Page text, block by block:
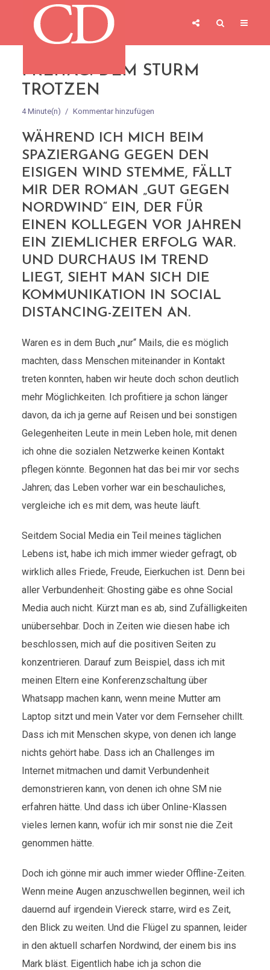
FREITAG: DEM STURM
TROTZEN
4 Minute(n) Kommentar hinzufügen
WÄHREND ICH MICH BEIM
SPAZIERGANG GEGEN DEN
EISIGEN WIND STEMME, FÄLLT
MIR DER ROMAN „GUT GEGEN
NORDWIND“ EIN, DER FÜR
EINEN KOLLEGEN VOR JAHREN
EIN ZIEMLICHER ERFOLG WAR.
UND DURCHAUS IM TREND
LIEGT, SIEHT MAN SICH DIE
KOMMUNIKATION IN SOCIAL
DISTANCING-ZEITEN AN.
Waren es in dem Buch „nur“ Mails, die es möglich
machten, dass Menschen miteinander in Kontakt
treten konnten, haben wir heute doch schon deutlich
mehr Möglichkeiten. Ich profitiere ja schon länger
davon, da ich ja gerne auf Reisen und bei sonstigen
Gelegenheiten Leute in mein Leben hole, mit denen
ich ohne die sozialen Netzwerke keinen Kontakt
pflegen könnte. Begonnen hat das bei mir vor sechs
Jahren; das Leben vorher war ein beschauliches,
vergleiche ich es mit dem, was heute läuft.
Seitdem Social Media ein Teil meines täglichen
Lebens ist, habe ich mich immer wieder gefragt, ob
wirklich alles Friede, Freude, Eierkuchen ist. Denn bei
aller Verbundenheit: Ghosting gäbe es ohne Social
Media auch nicht. Kürzt man es ab, sind Zufälligkeiten
unübersehbar. Doch in Zeiten wie diesen habe ich
beschlossen, mich auf die positiven Seiten zu
konzentrieren. Darauf zum Beispiel, dass ich mit
meinen Eltern eine Konferenzschaltung über
Whatsapp machen kann, wenn meine Mutter am
Laptop sitzt und mein Vater vor dem Fernseher chillt.
Dass ich mit Menschen skype, von denen ich lange
nichts gehört habe. Dass ich an Challenges im
Internet mitmachen und damit Verbundenheit
demonstrieren kann, von denen ich ohne SM nie
erfahren hätte. Und dass ich über Online-Klassen
vieles lernen kann, wofür ich mir sonst nie die Zeit
genommen hätte.
Doch ich gönne mir auch immer wieder Offline-Zeiten.
Wenn meine Augen anzuschwellen beginnen, weil ich
dauernd auf irgendein Viereck starre, wird es Zeit,
den Blick zu weiten. Und die Flügel zu spannen, leider
in den aktuell scharfen Nordwind, der einem bis ins
Mark bläst. Eigentlich habe ich ja schon die